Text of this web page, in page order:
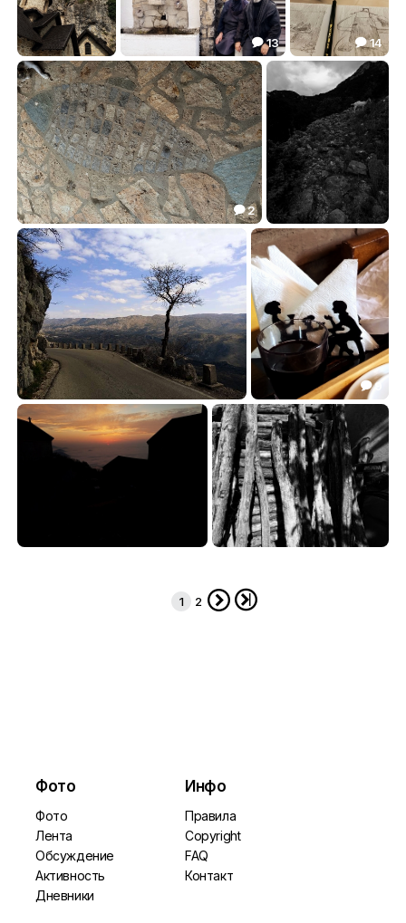
~~~
5.47
портреты
28.72
 13
~~~
 34.41
 14
~~~
9.24
 2
~~~
2.24
~~~
9.95
~~~
22.45
 9
1 2  
Фото
Фото
Лента
Обсуждение
Активность
Дневники
Инфо
Правила
Copyright
FAQ
Контакт